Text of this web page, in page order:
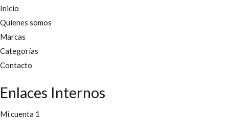
Inicio
Quienes somos
Marcas
Categorías
Contacto
Enlaces Internos
Mi cuenta 1